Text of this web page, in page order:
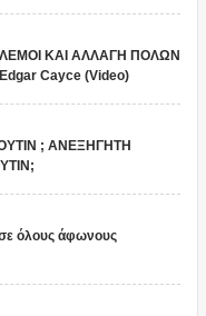
ΚΑΙ ΑΛΛΑΓΗ ΠΟΛΩΝ
Edgar Cayce (Video)
; ΑΝΕΞΗΓΗΤΗ
όλους άφωνους